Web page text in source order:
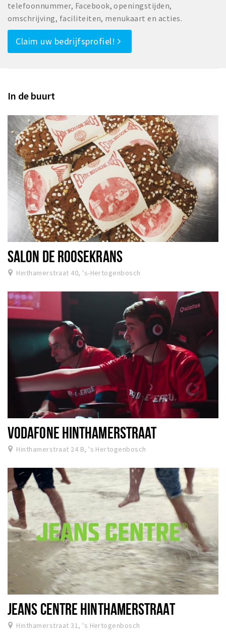
telefoonnummer, Facebook, openingstijden,
omschrijving, faciliteiten, menukaart en acties.
Claim uw bedrijfsprofiel!
In de buurt
SALON DE ROOSEKRANS
Hinthamerstraat 40, 's-Hertogenbosch
VODAFONE HINTHAMERSTRAAT
Hinthamerstraat 24 B, 's Hertogenbosch
JEANS CENTRE HINTHAMERSTRAAT
Hinthamerstraat 31, 's Hertogenbosch